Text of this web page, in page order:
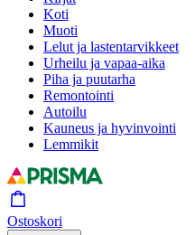
Koti
Muoti
Lelut ja lastentarvikkeet
Urheilu ja vapaa-aika
Piha ja puutarha
Remontointi
Autoilu
Kauneus ja hyvinvointi
Lemmikit
Ostoskori